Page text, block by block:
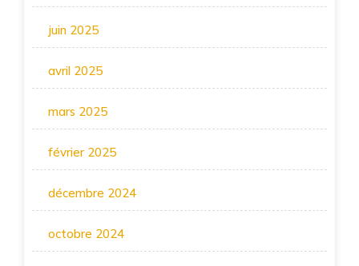
juin 2025
avril 2025
mars 2025
février 2025
décembre 2024
octobre 2024